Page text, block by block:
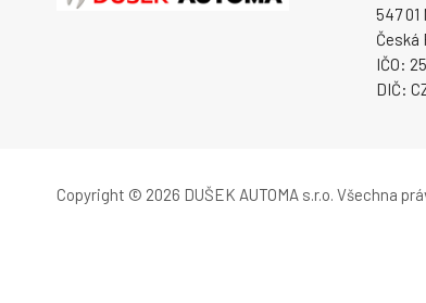
547 01
Česká
IČO:
DIČ:
Copyright © 2026 DUŠEK AUTOMA s.r.o. Všechna